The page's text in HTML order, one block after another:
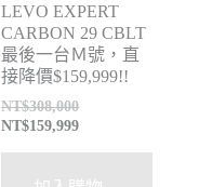
LEVO EXPERT
CARBON 29 CBLT
最後一台Ｍ號，直
接降價$159,999!!
NT$308,000
NT$159,999